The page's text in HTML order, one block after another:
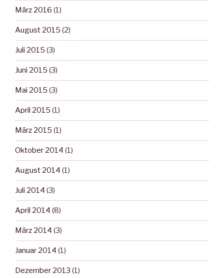
März 2016 (1)
August 2015 (2)
Juli 2015 (3)
Juni 2015 (3)
Mai 2015 (3)
April 2015 (1)
März 2015 (1)
Oktober 2014 (1)
August 2014 (1)
Juli 2014 (3)
April 2014 (8)
März 2014 (3)
Januar 2014 (1)
Dezember 2013 (1)